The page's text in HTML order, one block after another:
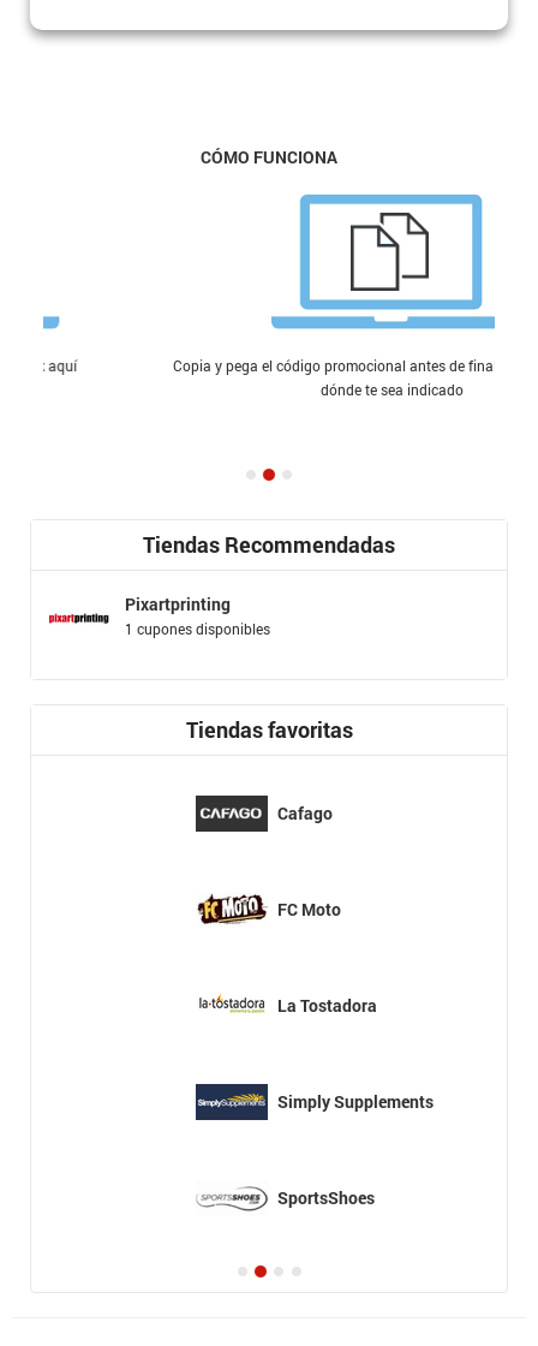
CÓMO FUNCIONA
Copia y pega el código promocional antes de finalizar tu compra en
dónde te sea indicado
Tiendas Recommendadas
Pixartprinting
1 cupones disponibles
Tiendas favoritas
FC Moto
La Tostadora
Simply Supplements
SportsShoes